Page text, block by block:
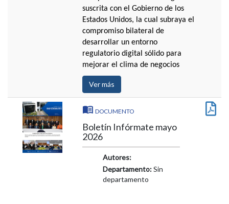
suscrita con el Gobierno de los
Estados Unidos, la cual subraya el
compromiso bilateral de
desarrollar un entorno
regulatorio digital sólido para
mejorar el clima de negocios
Ver más
DOCUMENTO
Boletín Infórmate mayo
2026
Autores:
Departamento:Sin
departamento